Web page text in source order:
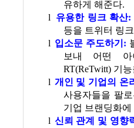
유하게 해준다.
l 유용한 링크 확산:
등을 트위터 링
l 입소문 주도하기 :
보내 어떤 아
RT(ReTwitt) 기
l 개인 및 기업의 온
사용자들을 팔
기업 브랜딩화
l 신뢰 관계 및 영향